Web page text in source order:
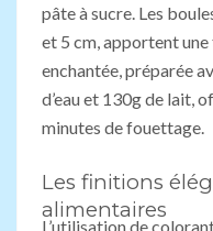
pâte à sucre. Les
et 5 cm, apportent
enchantée, préparée
d’eau et 130g de lait,
minutes de fouettage.
Les finitions
alimentaires
L’utilisation de